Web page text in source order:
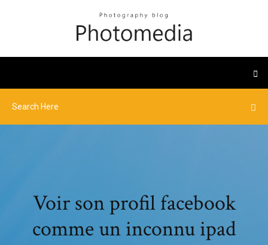
Voir son profil facebook
comme un inconnu ipad